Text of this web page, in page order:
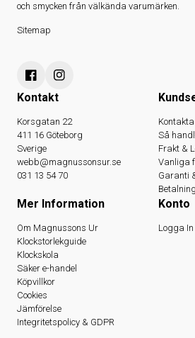
och smycken från välkända varumärken.
Sitemap
Kontakt
Korsgatan 22
411 16 Göteborg
Sverige
webb@magnussonsur.se
031 13 54 70
Så
Frakt &
Vanliga
Garanti
Mer Information
Om Magnussons Ur
Klockstorlekguide
Klockskola
Säker e-handel
Köpvillkor
Cookies
Jämförelse
Integritetspolicy & GDPR
Konto
Logga In